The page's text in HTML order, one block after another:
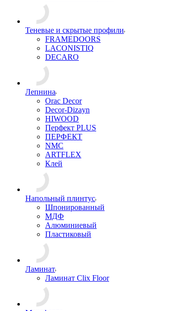
Теневые и скрытые профили
FRAMEDOORS
LACONISTIQ
DECARO
Лепнина
Orac Decor
Decor-Dizayn
HIWOOD
Перфект PLUS
ПЕРФЕКТ
NMC
ARTFLEX
Клей
Напольный плинтус
Шпонированный
МДФ
Алюминиевый
Пластиковый
Ламинат
Ламинат Clix Floor